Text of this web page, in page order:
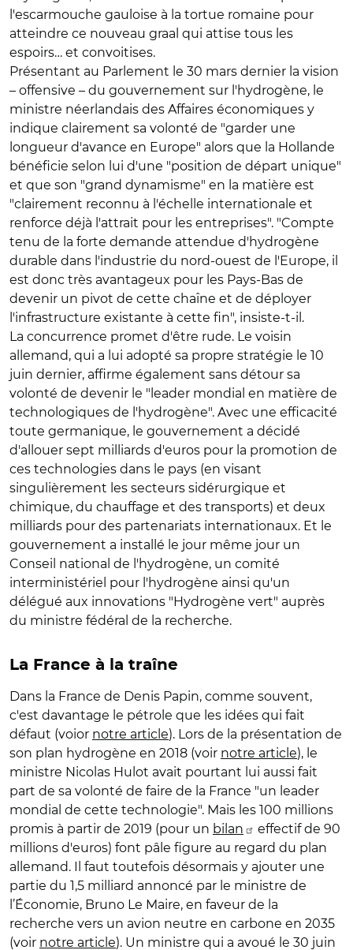
l'escarmouche gauloise à la tortue romaine pour
atteindre ce nouveau graal qui attise tous les
espoirs… et convoitises.
Présentant au Parlement le 30 mars dernier la vision
– offensive – du gouvernement sur l'hydrogène, le
ministre néerlandais des Affaires économiques y
indique clairement sa volonté de "garder une
longueur d'avance en Europe" alors que la Hollande
bénéficie selon lui d'une "position de départ unique"
et que son "grand dynamisme" en la matière est
"clairement reconnu à l'échelle internationale et
renforce déjà l'attrait pour les entreprises". "Compte
tenu de la forte demande attendue d'hydrogène
durable dans l'industrie du nord-ouest de l'Europe, il
est donc très avantageux pour les Pays-Bas de
devenir un pivot de cette chaîne et de déployer
l'infrastructure existante à cette fin", insiste-t-il.
La concurrence promet d'être rude. Le voisin
allemand, qui a lui adopté sa propre stratégie le 10
juin dernier, affirme également sans détour sa
volonté de devenir le "leader mondial en matière de
technologiques de l'hydrogène". Avec une efficacité
toute germanique, le gouvernement a décidé
d'allouer sept milliards d'euros pour la promotion de
ces technologies dans le pays (en visant
singulièrement les secteurs sidérurgique et
chimique, du chauffage et des transports) et deux
milliards pour des partenariats internationaux. Et le
gouvernement a installé le jour même jour un
Conseil national de l'hydrogène, un comité
interministériel pour l'hydrogène ainsi qu'un
délégué aux innovations "Hydrogène vert" auprès
du ministre fédéral de la recherche.
La France à la traîne
Dans la France de Denis Papin, comme souvent,
c'est davantage le pétrole que les idées qui fait
défaut (voior notre article). Lors de la présentation de
son plan hydrogène en 2018 (voir notre article), le
ministre Nicolas Hulot avait pourtant lui aussi fait
part de sa volonté de faire de la France "un leader
mondial de cette technologie". Mais les 100 millions
promis à partir de 2019 (pour un bilan
effectif de 90
millions d'euros) font pâle figure au regard du plan
allemand. Il faut toutefois désormais y ajouter une
partie du 1,5 milliard annoncé par le ministre de
l’Économie, Bruno Le Maire, en faveur de la
recherche vers un avion neutre en carbone en 2035
(voir notre article). Un ministre qui a avoué le 30 juin